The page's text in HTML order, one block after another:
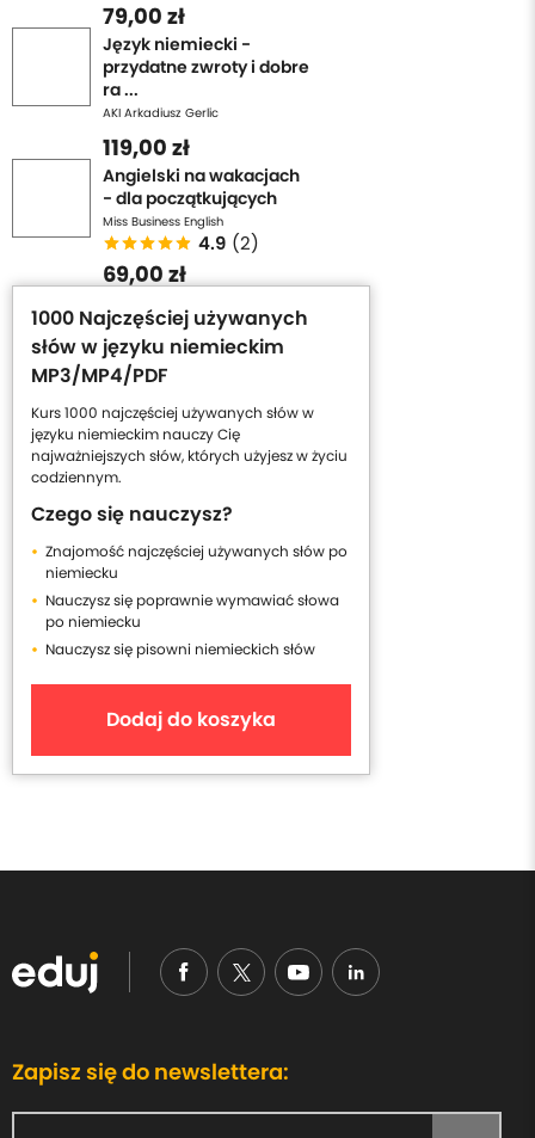
79,00 zł
Język niemiecki -
przydatne zwroty i dobre
ra ...
AKI Arkadiusz Gerlic
119,00 zł
Angielski na wakacjach
- dla początkujących
Miss Business English
4.9 (2)
69,00 zł
1000 Najczęściej używanych
słów w języku niemieckim
MP3/MP4/PDF
Kurs 1000 najczęściej używanych słów w
języku niemieckim nauczy Cię
najważniejszych słów, których użyjesz w życiu
codziennym.
Czego się nauczysz?
Znajomość najczęściej używanych słów po
niemiecku
Nauczysz się poprawnie wymawiać słowa
po niemiecku
Nauczysz się pisowni niemieckich słów
Dodaj do koszyka
Zapisz się do newslettera: